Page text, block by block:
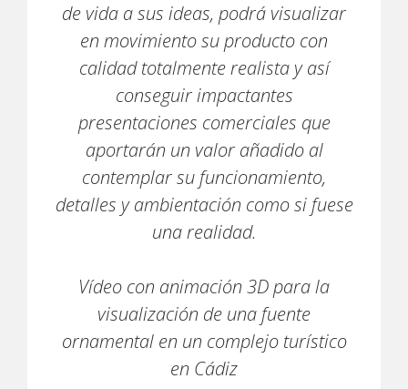
de vida a sus ideas, podrá visualizar
en movimiento su producto con
calidad totalmente realista y así
conseguir impactantes
presentaciones comerciales que
aportarán un valor añadido al
contemplar su funcionamiento,
detalles y ambientación como si fuese
una realidad.
Vídeo con animación 3D para la
visualización de una fuente
ornamental en un complejo turístico
en Cádiz